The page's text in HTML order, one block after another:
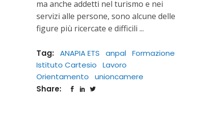
ma anche addetti nel turismo e nei
servizi alle persone, sono alcune delle
figure più ricercate e difficili
Tag: ANAPIA ETS anpal Formazione
Istituto Cartesio
Lavoro
Orientamento
unioncamere
Share: